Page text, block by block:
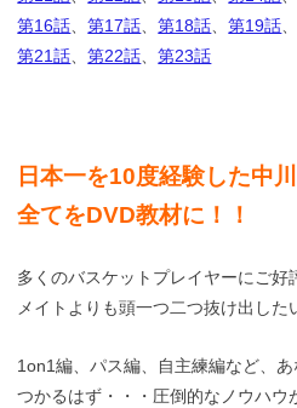
第16話 、第17話 、第18話 、第19話
第21話 、第22話 、第23話
日本一を10度経験した中
全てをDVD教材に！！
多くのバスケットプレイヤーにご好
メイトよりも頭一つ二つ抜け出した
1on1編、パス編、自主練編など、
つかるはず・・・圧倒的なノウハウ